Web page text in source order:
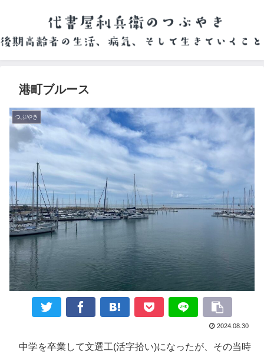
港町ブルース
つぶやき
2024.08.30
中学を卒業して文選工(活字拾い)になったが、その当時